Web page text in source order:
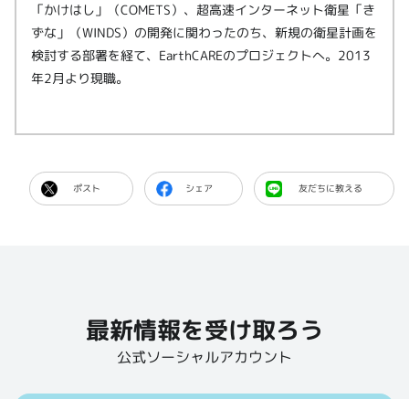
「かけはし」（COMETS）、超高速インターネット衛星「き
ずな」（WINDS）の開発に関わったのち、新規の衛星計画を
検討する部署を経て、EarthCAREのプロジェクトへ。2013
年2月より現職。
ポスト シェア 友だちに教える
最新情報を受け取ろう
公式ソーシャルアカウント